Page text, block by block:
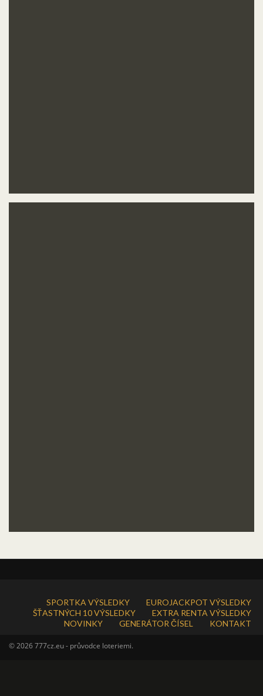
SPORTKA VÝSLEDKY
EUROJACKPOT VÝSLEDKY
ŠŤASTNÝCH 10 VÝSLEDKY
EXTRA RENTA VÝSLEDKY
NOVINKY
GENERÁTOR ČÍSEL KONTAKT
© 2026 777cz.eu - průvodce loteriemi.